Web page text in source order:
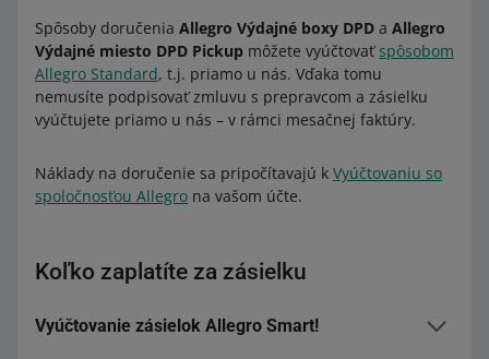
Spôsoby doručenia Allegro Výdajné boxy DPD a Allegro
Výdajné miesto DPD Pickup môžete vyúčtovaťspôsobom
Allegro Standard, t.j. priamo u nás. Vďaka tomu
nemusíte podpisovať zmluvu s prepravcom a zásielku
vyúčtujete priamo u nás – v rámci mesačnej faktúry.
Náklady na doručenie sa pripočítavajú k Vyúčtovaniu so
spoločnosťou Allegro na vašom účte.
Koľko zaplatíte za zásielku
Vyúčtovanie zásielok Allegro Smart!